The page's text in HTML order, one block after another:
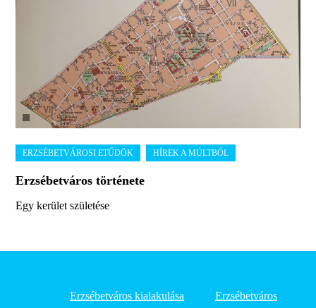
Erzsébetváros története
Egy kerület születése
Erzsébetváros kialakulása
Erzsébetváros